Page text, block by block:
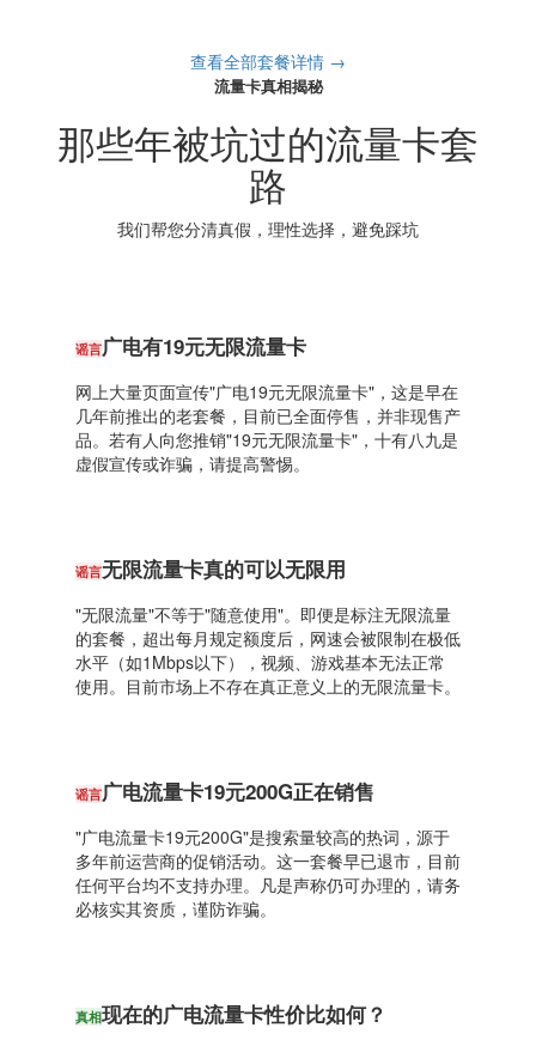
查看全部套餐详情 →
流量卡真相揭秘
那些年被坑过的流量卡套
路
我们帮您分清真假，理性选择，避免踩坑
谣言广电有19元无限流量卡
网上大量页面宣传"广电19元无限流量卡"，这是早在
几年前推出的老套餐，目前已全面停售，并非现售产
品。若有人向您推销"19元无限流量卡"，十有八九是
虚假宣传或诈骗，请提高警惕。
谣言无限流量卡真的可以无限用
"无限流量"不等于"随意使用"。即便是标注无限流量
的套餐，超出每月规定额度后，网速会被限制在极低
水平（如1Mbps以下），视频、游戏基本无法正常
使用。目前市场上不存在真正意义上的无限流量卡。
谣言广电流量卡19元200G正在销售
"广电流量卡19元200G"是搜索量较高的热词，源于
多年前运营商的促销活动。这一套餐早已退市，目前
任何平台均不支持办理。凡是声称仍可办理的，请务
必核实其资质，谨防诈骗。
真相现在的广电流量卡性价比如何？